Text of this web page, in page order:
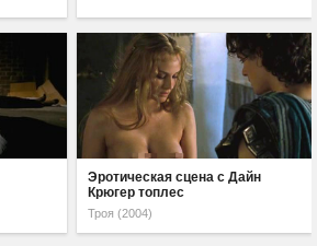
Эротическая сцена с Дайн
Крюгер топлес
Троя (2004)